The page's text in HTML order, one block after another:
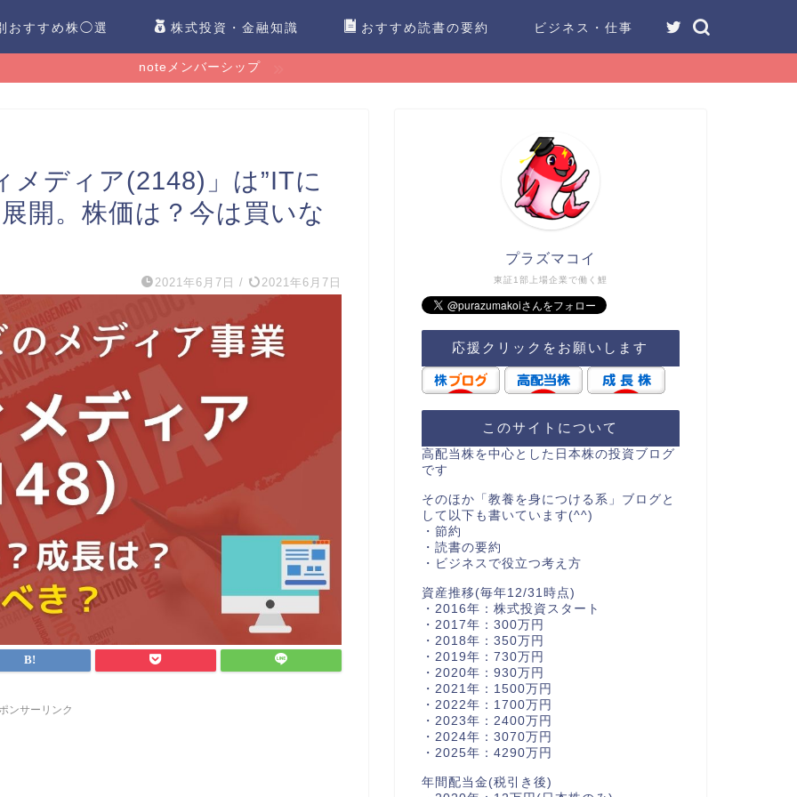
おすすめ株◯選 株式投資・金融知識 おすすめ読書の要約 ビジネス・仕事
noteメンバーシップ
メディア(2148)」は”ITに
開。株価は？今は買いな
2021年6月7日 / 2021年6月7日
ンサーリンク
東証1部上場企業で働く鯉
プラズマコイ
応援クリックをお願いします
このサイトについて
高配当株を中心とした日本株の投資ブログ
です
そのほか「教養を身につける系」ブログと
して以下も書いています(^^)
・節約
・読書の要約
・ビジネスで役立つ考え方
資産推移(毎年12/31時点)
・2016年：株式投資スタート
・2017年：300万円
・2018年：350万円
・2019年：730万円
・2020年：930万円
・2021年：1500万円
・2022年：1700万円
・2023年：2400万円
・2024年：3070万円
・2025年：4290万円
年間配当金(税引き後)